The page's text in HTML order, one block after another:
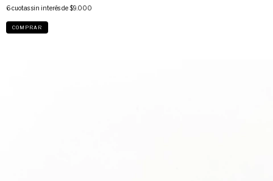
6cuotas sin interés de$9.000